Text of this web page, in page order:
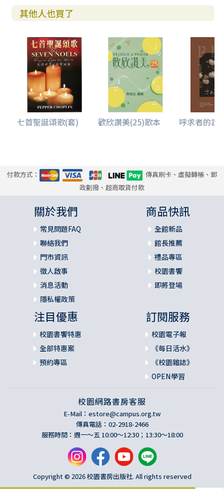
其他人也買了
七首聖誕頌歌(套) 歡欣讚美(25)歌本 呼求者的讚
付款方式：
傳真刷卡、虛擬轉帳、郵
政劃撥、超商取貨付款
關於我們
常見問題FAQ
聯絡我們
門市資訊
徵人啟事
消息活動
隱私權政策
商品快訊
全館新品
館長推薦
禮品專區
校園書饗
即將登場
注目優惠
校園書饗特惠
全部特惠案
預約專區
訂閱服務
校園電子報
《每日活水》
《校園雜誌》
OPEN學習
校園網路書房客服
E-Mail： estore@campus.org.tw
傳真電話：02-2918-2466
服務時間：週一～五 10:00～12:30；13:30～18:00
Copyright © 2026 校園書房出版社. All rights reserved